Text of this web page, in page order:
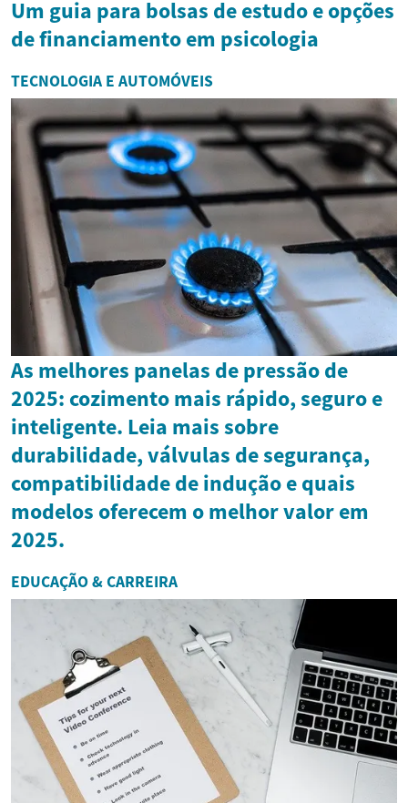
Um guia para bolsas de estudo e opções
de financiamento em psicologia
TECNOLOGIA E AUTOMÓVEIS
As melhores panelas de pressão de
2025: cozimento mais rápido, seguro e
inteligente. Leia mais sobre
durabilidade, válvulas de segurança,
compatibilidade de indução e quais
modelos oferecem o melhor valor em
2025.
EDUCAÇÃO & CARREIRA